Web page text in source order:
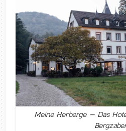
Meine Herberge – Das